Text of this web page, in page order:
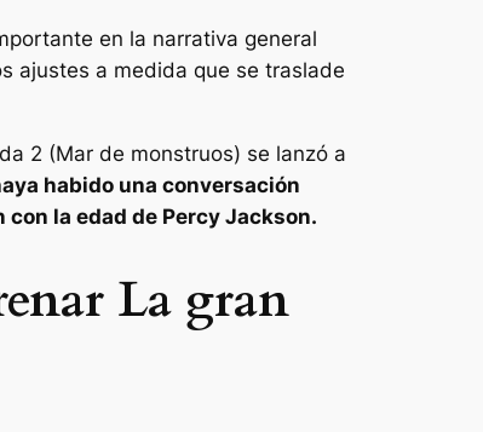
en la narrativa general
ajustes a medida que se traslade
2 (Mar de monstruos) se lanzó a
habido una conversación
la edad de Percy Jackson.
La gran